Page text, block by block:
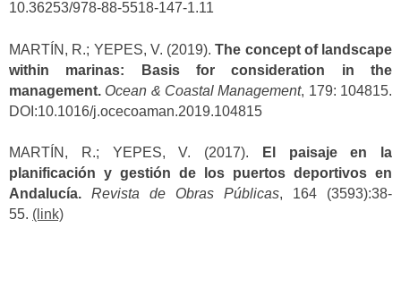
10.36253/978-88-5518-147-1.11
MARTÍN, R.; YEPES, V. (2019).The concept of landscape
within marinas: Basis for consideration in the
management. Ocean & Coastal Management, 179: 104815.
DOI:10.1016/j.ocecoaman.2019.104815
MARTÍN, R.; YEPES, V. (2017).
El paisaje en la
planificación y gestión de los puertos deportivos en
Andalucía.
Revista de Obras Públicas, 164 (3593):38-
55. (link)